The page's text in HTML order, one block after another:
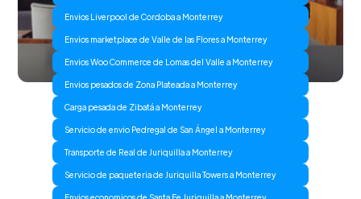
Envios Liverpool de Cordoba a Monterrey
Envios marketplace de Valle de las Flores a Monterrey
Envios Woo Commerce de Lomas del Valle a Monterrey
Envios pesados de Zona Plateada a Monterrey
Carga pesada de Zibatá a Monterrey
Servicio de envio Pedregal de San Ángel a Monterrey
Transporte de Real de Juriquilla a Monterrey
Servicio de paqueteria de Juriquilla Towers a Monterrey
Envios economicos de Santa Fe Juriquilla a Monterrey